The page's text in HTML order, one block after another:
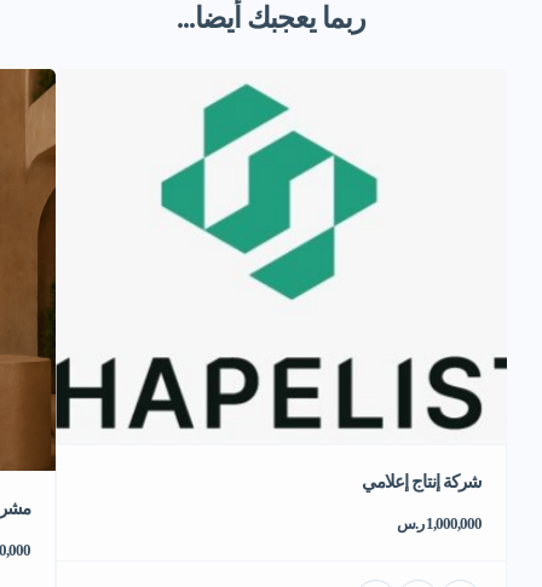
ربما يعجبك أيضا...
شركة إنتاج إعلامي
1,000,000 ر.س